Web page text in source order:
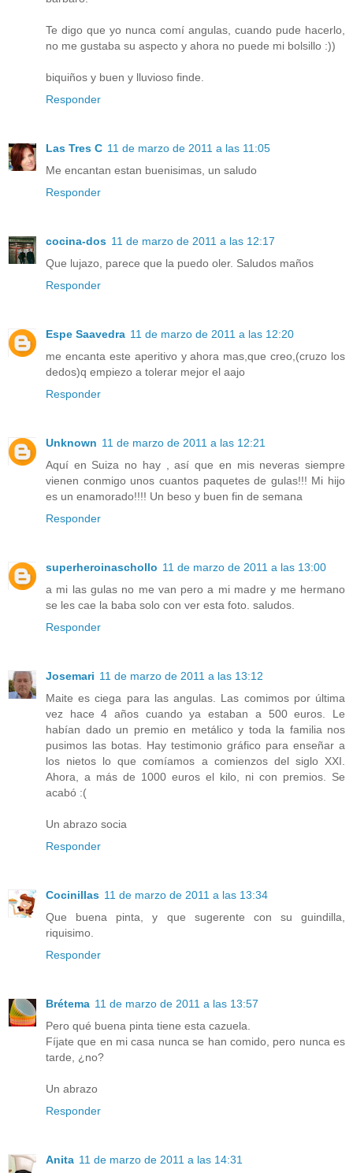
Te digo que yo nunca comí angulas, cuando pude hacerlo,
no me gustaba su aspecto y ahora no puede mi bolsillo :))
biquiños y buen y lluvioso finde.
Responder
Las Tres C 11 de marzo de 2011 a las 11:05
Me encantan estan buenisimas, un saludo
Responder
cocina-dos 11 de marzo de 2011 a las 12:17
Que lujazo, parece que la puedo oler. Saludos maños
Responder
Espe Saavedra 11 de marzo de 2011 a las 12:20
me encanta este aperitivo y ahora mas,que creo,(cruzo los
dedos)q empiezo a tolerar mejor el aajo
Responder
Unknown 11 de marzo de 2011 a las 12:21
Aquí en Suiza no hay , así que en mis neveras siempre
vienen conmigo unos cuantos paquetes de gulas!!! Mi hijo
es un enamorado!!!! Un beso y buen fin de semana
Responder
superheroinaschollo 11 de marzo de 2011 a las 13:00
a mi las gulas no me van pero a mi madre y me hermano
se les cae la baba solo con ver esta foto. saludos.
Responder
Josemari 11 de marzo de 2011 a las 13:12
Maite es ciega para las angulas. Las comimos por última
vez hace 4 años cuando ya estaban a 500 euros. Le
habían dado un premio en metálico y toda la familia nos
pusimos las botas. Hay testimonio gráfico para enseñar a
los nietos lo que comíamos a comienzos del siglo XXI.
Ahora, a más de 1000 euros el kilo, ni con premios. Se
acabó :(
Un abrazo socia
Responder
Cocinillas 11 de marzo de 2011 a las 13:34
Que buena pinta, y que sugerente con su guindilla,
riquisimo.
Responder
Brétema 11 de marzo de 2011 a las 13:57
Pero qué buena pinta tiene esta cazuela.
Fíjate que en mi casa nunca se han comido, pero nunca es
tarde, ¿no?
Un abrazo
Responder
Anita 11 de marzo de 2011 a las 14:31